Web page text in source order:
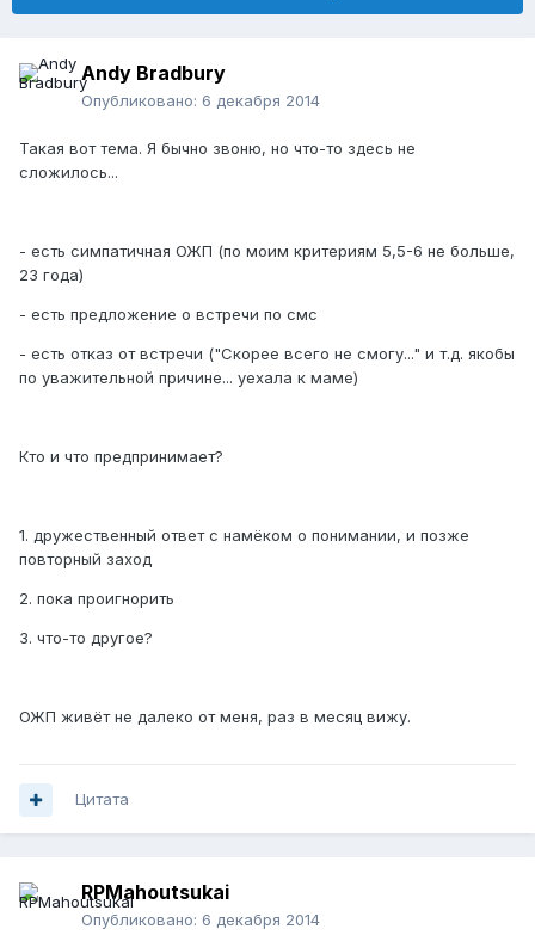
Andy Bradbury
Опубликовано: 6 декабря 2014
Такая вот тема. Я бычно звоню, но что-то здесь не
сложилось...
- есть симпатичная ОЖП (по моим критериям 5,5-6 не больше,
23 года)
- есть предложение о встречи по смс
- есть отказ от встречи ("Скорее всего не смогу..." и т.д. якобы
по уважительной причине... уехала к маме)
Кто и что предпринимает?
1. дружественный ответ с намёком о понимании, и позже
повторный заход
2. пока проигнорить
3. что-то другое?
ОЖП живёт не далеко от меня, раз в месяц вижу.
Цитата
RPMahoutsukai
Опубликовано: 6 декабря 2014